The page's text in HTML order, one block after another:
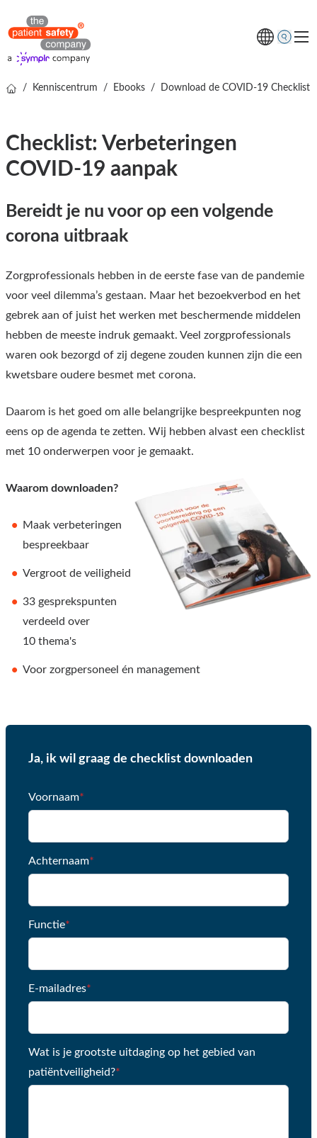
Kenniscentrum
Over ons
Gratis online demo
/ Kenniscentrum / Ebooks / Download de COVID-19 Checklist
Checklist: Verbeteringen
COVID-19 aanpak
Bereidt je nu voor op een volgende
corona uitbraak
Zorgprofessionals hebben in de eerste fase van de pandemie
voor veel dilemma’s gestaan. Maar het bezoekverbod en het
gebrek aan of juist het werken met beschermende middelen
hebben de meeste indruk gemaakt. Veel zorgprofessionals
waren ook bezorgd of zij degene zouden kunnen zijn die een
kwetsbare oudere besmet met corona.
Daarom is het goed om alle belangrijke bespreekpunten nog
eens op de agenda te zetten. Wij hebben alvast een checklist
met 10 onderwerpen voor je gemaakt.
Waarom downloaden?
Maak verbeteringen
bespreekbaar
Vergroot de veiligheid
33 gesprekspunten
verdeeld over
10 thema's
Voor zorgpersoneel én management
Ja, ik wil graag de checklist downloaden
Voornaam*
Achternaam*
Functie*
E-mailadres*
Wat is je grootste uitdaging op het gebied van
patiëntveiligheid?*